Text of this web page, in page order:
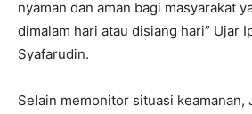
nyaman dan aman bagi masyarakat
dimalam hari atau disiang hari” Ujar
Syafarudin.
Selain memonitor situasi keamanan,